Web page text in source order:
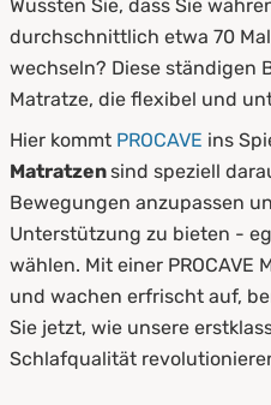
2. Pflegehinweise
Wussten Sie, dass Sie
durchschnittlich etwa 70
wechseln? Diese ständigen
Matratze, die flexibel und
Hier kommt PROCAVE ins
Matratzensind speziell
Bewegungen anzupassen
Unterstützung zu bieten -
wählen. Mit einer PROCAVE
und wachen erfrischt auf,
Sie jetzt, wie unsere
Schlafqualität